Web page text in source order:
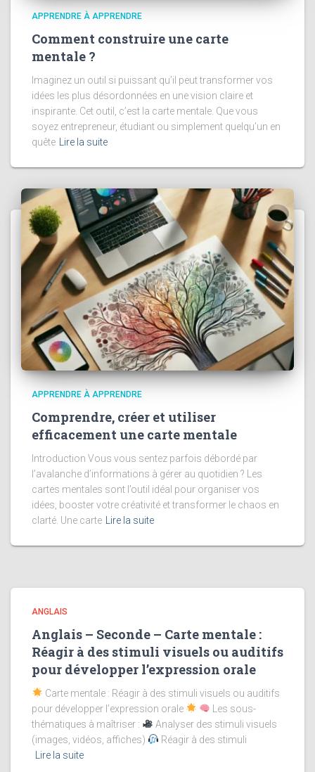
APPRENDRE À APPRENDRE
Comment construire une carte
mentale ?
Imaginez un outil si puissant qu’il peut transformer vos
idées les plus désordonnées en une vision claire et
inspirante. Cet outil, c’est la carte mentale. Que vous
soyez entrepreneur, étudiant ou simplement quelqu’un en
quête Lire la suite
APPRENDRE À APPRENDRE
Comprendre, créer et utiliser
efficacement une carte mentale
Introduction Vous vous sentez parfois débordé par
l’avalanche d’informations à gérer au quotidien ? Les
cartes mentales sont l’outil idéal pour organiser vos
idées, booster votre créativité et transformer le chaos en
clarté. Une carte
Lire la suite
ANGLAIS
Anglais – Seconde – Carte mentale :
Réagir à des stimuli visuels ou auditifs
pour développer l’expression orale
Carte mentale : Réagir à des stimuli visuels ou auditifs
pour développer l’expression orale
Les sous-
thématiques à maîtriser :
Analyser des stimuli visuels
(images, vidéos, affiches)
Réagir à des stimuli
Lire la suite